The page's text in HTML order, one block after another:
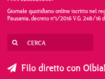
Giornale quotidiano online iscritto nel
Pausania, decreto n°1/2016 V.G. 248/16
Filo diretto con